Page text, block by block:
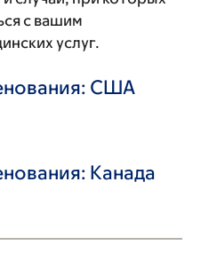
с вашим
услуг.
США
Канада